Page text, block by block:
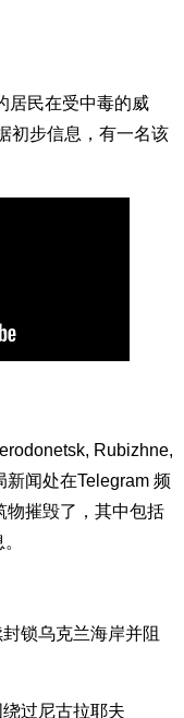
居民在受中毒的威
初步信息，有一名该
Rubizhne,
闻处在Telegram 频
物摧毁了，其中包括
锁乌克兰海岸并阻
过尼古拉耶夫